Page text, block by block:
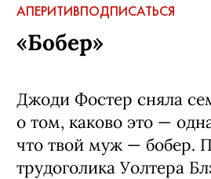
АПЕРИТИВПОДПИСАТЬСЯ
«Бобер»
Джоди Фостер сняла
о том, каково это —
что твой муж — бобер.
трудоголика Уолтера